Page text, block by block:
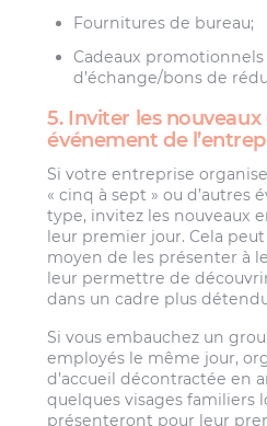
Fournitures de bureau;
Cadeaux
d’échange/bons de
5. Inviter les
événement de
Si votre entreprise
« cinq à sept » ou d’autres
type, invitez les nouveaux
leur premier jour. Cela
moyen de les présenter à
leur permettre de
dans un cadre plus
Si vous embauchez un
employés le même jour,
d’accueil décontractée en
quelques visages familiers
présenteront pour leur